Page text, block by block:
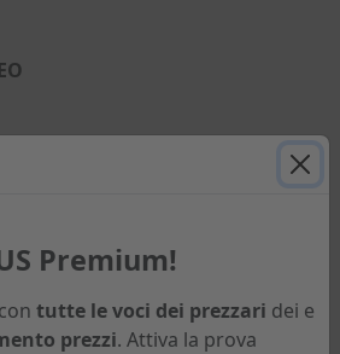
Premium!
tutte le voci dei prezzari dei e
prezzi. Attiva la prova